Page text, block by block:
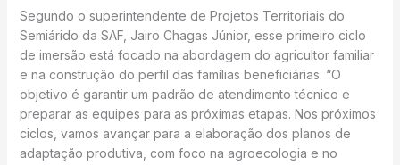
Segundo o superintendente de Projetos Territoriais do
Semiárido da SAF, Jairo Chagas Júnior, esse primeiro ciclo
de imersão está focado na abordagem do agricultor familiar
e na construção do perfil das famílias beneficiárias. “O
objetivo é garantir um padrão de atendimento técnico e
preparar as equipes para as próximas etapas. Nos próximos
ciclos, vamos avançar para a elaboração dos planos de
adaptação produtiva, com foco na agroecologia e no